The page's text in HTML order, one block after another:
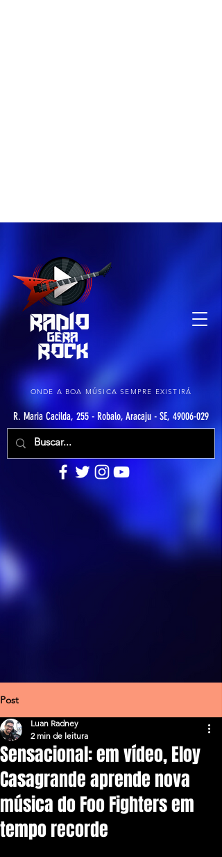
ONDE A BOA MÚSICA SEMPRE EXISTIRÁ
R. Maria Cacilda, 255 - Robalo, Aracaju - SE, 49006-029
Post
Sensacional: em vídeo, Eloy
Casagrande aprende nova
música do Foo Fighters em
tempo recorde
Luan Radney
2 min de leitura